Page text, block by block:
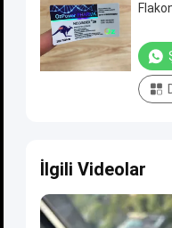
İlgili Videolar